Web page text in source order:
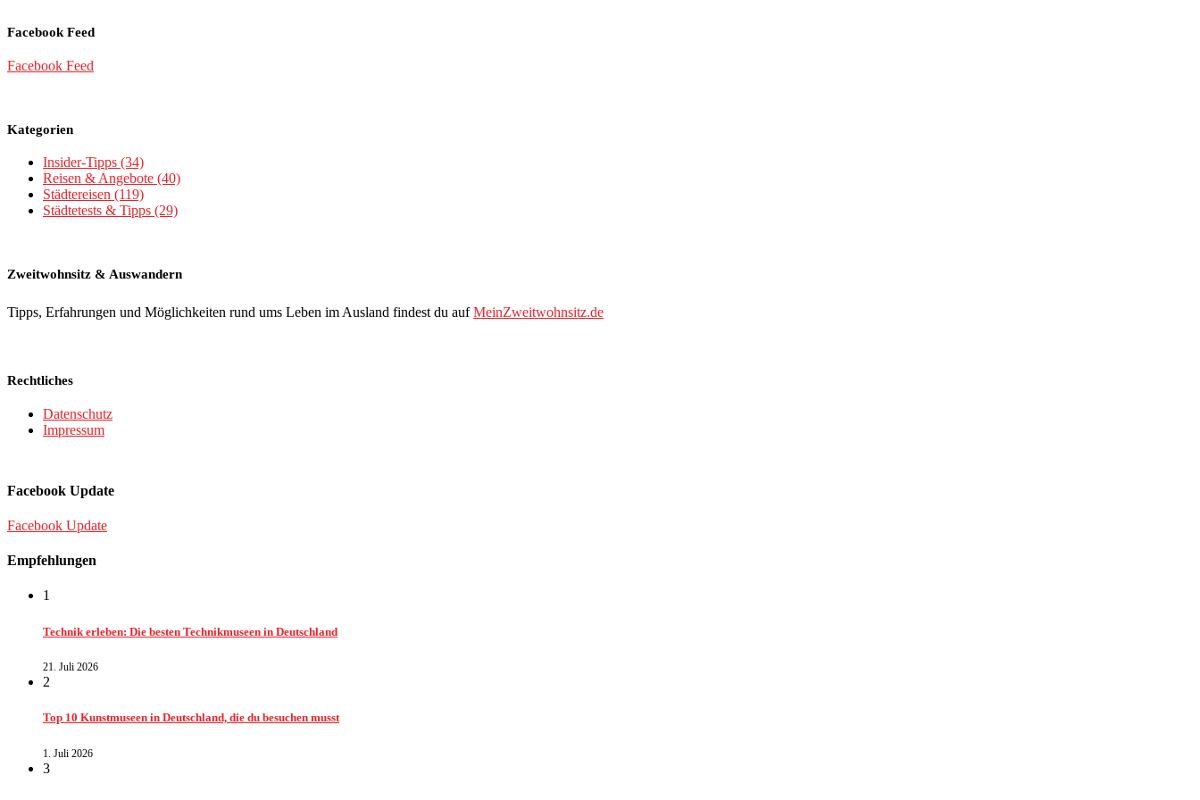
Facebook Feed
Facebook Feed
Kategorien
Insider-Tipps (34)
Reisen & Angebote (40)
Städtereisen (119)
Städtetests & Tipps (29)
Zweitwohnsitz & Auswandern
Tipps, Erfahrungen und Möglichkeiten rund ums Leben im Ausland findest du aufMeinZweitwohnsitz.de
Rechtliches
Datenschutz
Impressum
Facebook Update
Facebook Update
Empfehlungen
1
Technik erleben: Die besten Technikmuseen in Deutschland
21. Juli 2026
2
Top 10 Kunstmuseen in Deutschland, die du besuchen musst
1. Juli 2026
3